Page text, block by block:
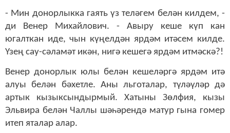
- Мин донорлыкка гаять үз теләгем белән килдем, -
ди Венер Михайлович. - Авыру кеше күп кан
югалткан иде, чын күңелдән ярдәм итәсем килде.
Үзең сау-сәламәт икән, нигә кешегә ярдәм итмәскә?!
Венер донорлык юлы белән кешеләргә ярдәм итә
алуы белән бәхетле. Аны льготалар, түләүләр дә
артык кызыксындырмый. Хатыны Зөлфия, кызы
Эльвира белән Чаллы шәһәрендә матур гына гомер
итеп яталар алар.